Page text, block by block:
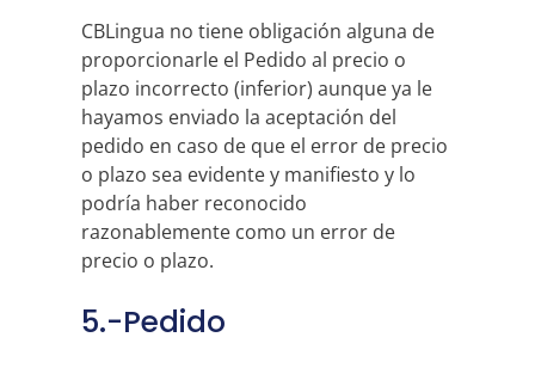
CBLingua no tiene obligación alguna de
proporcionarle el Pedido al precio o
plazo incorrecto (inferior) aunque ya le
hayamos enviado la aceptación del
pedido en caso de que el error de precio
o plazo sea evidente y manifiesto y lo
podría haber reconocido
razonablemente como un error de
precio o plazo.
5.-Pedido